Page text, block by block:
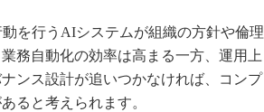
を行うAIシステムが組織の方針や倫理
務自動化の効率は高まる一方、運用上
ンス設計が追いつかなければ、コンプ
ると考えられます。